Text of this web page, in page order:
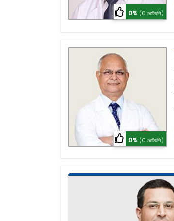
0% (0 ভোটগুলি)
0% (0 ভোটগুলি)